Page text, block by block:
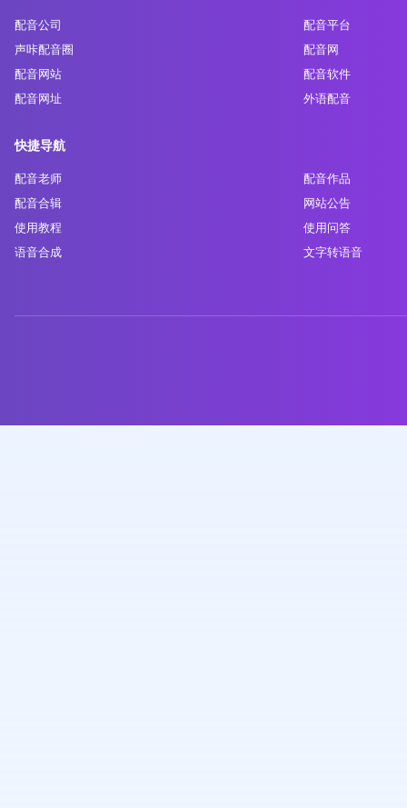
配音公司
配音平台
声咔配音圈
配音网
配音网站
配音软件
配音网址
外语配音
快捷导航
配音老师
配音作品
配音合辑
网站公告
使用教程
使用问答
语音合成
文字转语音